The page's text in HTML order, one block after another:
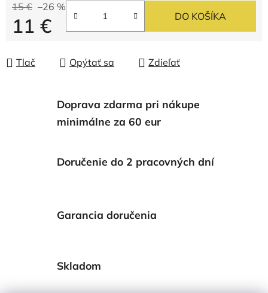
15 € –26 %
11 € DO KOŠÍKA
Tlač Opýtať sa Zdieľať
Doprava zdarma pri nákupe
minimálne za 60 eur
Doručenie do 2 pracovných dní
Garancia doručenia
Skladom